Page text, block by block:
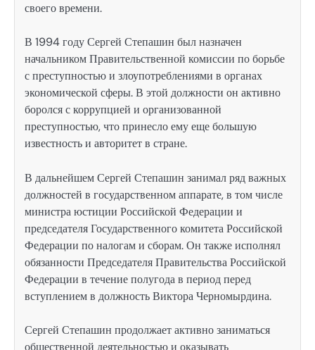
своего времени.
В 1994 году Сергей Степашин был назначен
начальником Правительственной комиссии по борьбе
с преступностью и злоупотреблениями в органах
экономической сферы. В этой должности он активно
боролся с коррупцией и организованной
преступностью, что принесло ему еще большую
известность и авторитет в стране.
В дальнейшем Сергей Степашин занимал ряд важных
должностей в государственном аппарате, в том числе
министра юстиции Российской Федерации и
председателя Государственного комитета Российской
Федерации по налогам и сборам. Он также исполнял
обязанности Председателя Правительства Российской
Федерации в течение полугода в период перед
вступлением в должность Виктора Черномырдина.
Сергей Степашин продолжает активно заниматься
общественной деятельностью и оказывать